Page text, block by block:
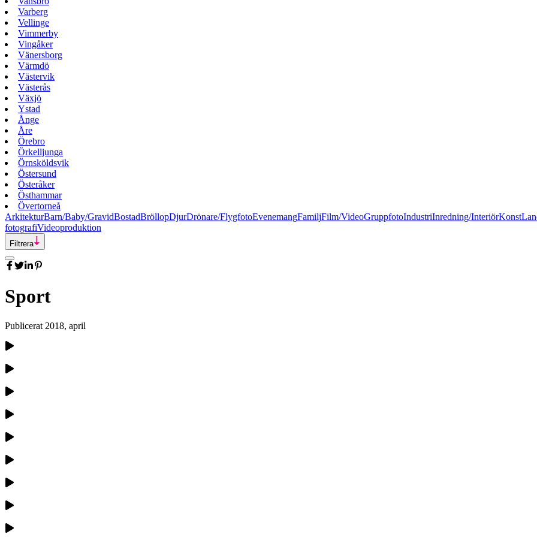
Varberg
Vellinge
Vimmerby
Vingåker
Vänersborg
Värmdö
Västervik
Västerås
Växjö
Ystad
Ånge
Åre
Örebro
Örkelljunga
Örnsköldsvik
Östersund
Österåker
Östhammar
Övertorneå
ArkitekturBarn/Baby/GravidBostadBröllopDjurDrönare/FlygfotoEvenemangFamiljFilm/VideoGruppfotoIndustriInredning/InteriörKonst
fotografiVideoproduktion
Filtrera
Sport
Publicerat 2018, april